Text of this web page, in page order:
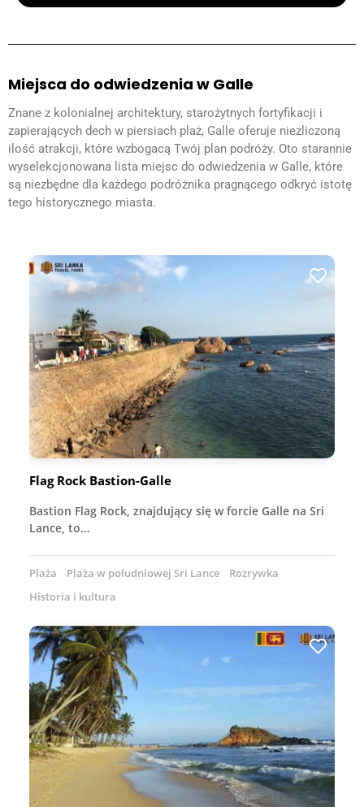
Miejsca do odwiedzenia w Galle
Znane z kolonialnej architektury, starożytnych fortyfikacji i
zapierających dech w piersiach plaż, Galle oferuje niezliczoną
ilość atrakcji, które wzbogacą Twój plan podróży. Oto starannie
wyselekcjonowana lista miejsc do odwiedzenia w Galle, które
są niezbędne dla każdego podróżnika pragnącego odkryć istotę
tego historycznego miasta.
Flag Rock Bastion-Galle
Bastion Flag Rock, znajdujący się w forcie Galle na Sri
Lance, to…
Plaża Plaża w południowej Sri Lance
Rozrywka
Historia i kultura